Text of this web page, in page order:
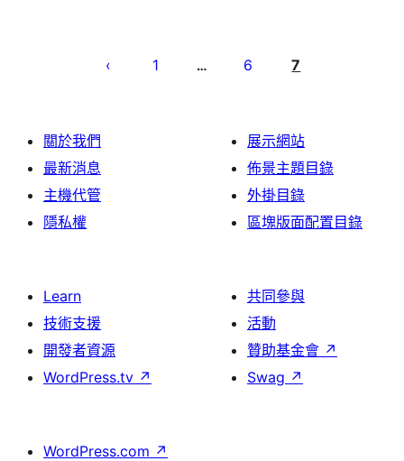
1 … 6 7
關於我們
最新消息
主機代管
隱私權
展示網站
佈景主題目錄
外掛目錄
區塊版面配置目錄
Learn
技術支援
開發者資源
WordPress.tv ↗
共同參與
活動
贊助基金會 ↗
Swag ↗
WordPress.com ↗